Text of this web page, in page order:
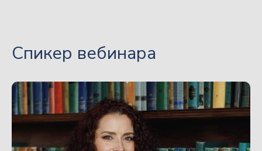
Спикер вебинара
Запись дискуссии размещена
в личном кабинете
вместе
с презентациями от спикеров
Доступ к вебинару